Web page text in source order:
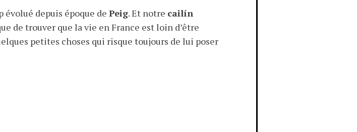
évolué depuis époque de Peig. Et notre cailín
de trouver que la vie en France est loin d’être
petites choses qui risque toujours de lui poser